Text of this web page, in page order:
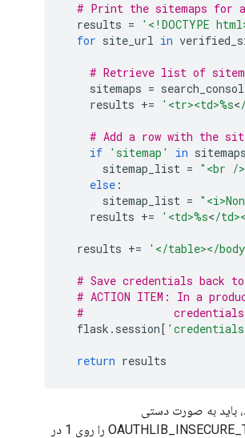
# Print the sitemaps for
results =
'<!DOCTYPE
for site_url in
# Retrieve list of
sitemaps =
results += '<tr><td>%s<
# Add a row with the
if 'sitemap' in sitemaps
sitemap_list = "<br /
else :
sitemap_list =
results += '<td>%s</
results += '</table></
# Save credentials back
# ACTION ITEM: In a
#              credentials
flask . session[
return results
باید به صورت دستی
OAUTHLIB_INSECURE_TRANSPORT را روی 1 در